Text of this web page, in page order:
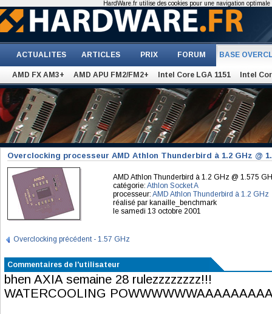
ACTUALITES ARTICLES PRIX FORUM BASE
AMD FX AM3+ AMD APU FM2/FM2+ Intel Core LGA 1151 Intel
Overclocking processeur AMD Athlon Thunderbird à 1.2 GHz @
AMD Athlon Thunderbird à 1.2 GHz @ 1.575
catégorie: Athlon Socket A
processeur: AMD Athlon Thunderbird à 1.2 GHz
réalisé par kanaille_benchmark
le samedi 13 octobre 2001
Overclocking précédent - 1.57 GHz
Commentaires de l'utilisateur
bhen AXIA semaine 28 rulezzzzzzzz!!!
WATERCOOLING
HardWare.fr utilise des cookies pour une navigation